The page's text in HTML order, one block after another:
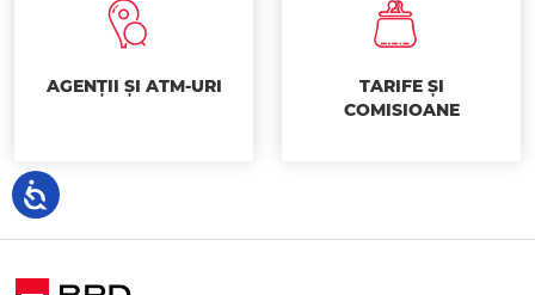
AGENȚII ȘI ATM-URI
TARIFE ȘI
COMISIOANE